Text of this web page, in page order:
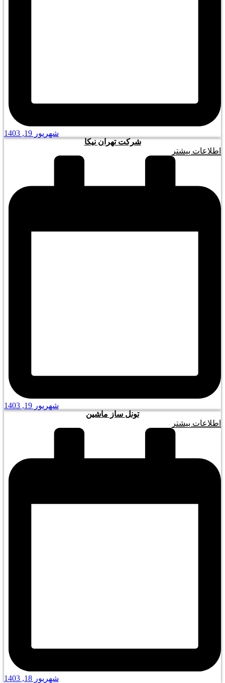
شهریور 19, 1403
شرکت تهران نیکا
اطلاعات بیشتر
شهریور 19, 1403
تونل ساز ماشین
اطلاعات بیشتر
شهریور 18, 1403